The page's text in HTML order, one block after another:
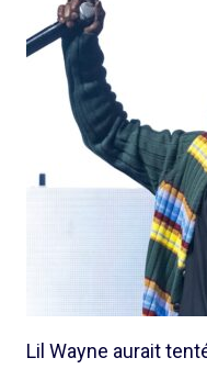
Lil Wayne aurait